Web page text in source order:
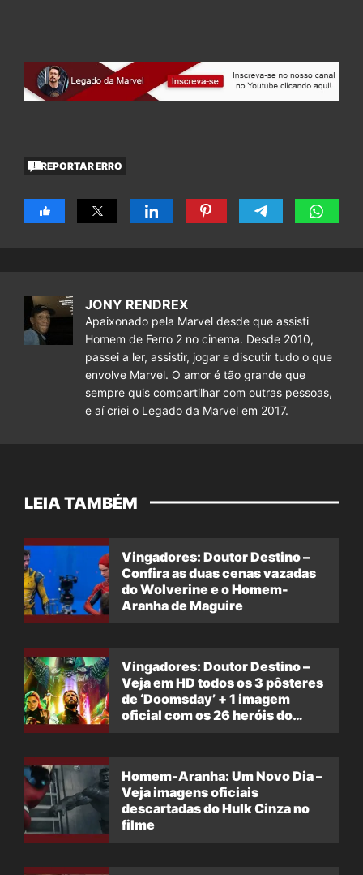
REPORTAR ERRO
JONY RENDREX
Apaixonado pela Marvel desde que assisti
Homem de Ferro 2 no cinema. Desde 2010,
passei a ler, assistir, jogar e discutir tudo o que
envolve Marvel. O amor é tão grande que
sempre quis compartilhar com outras pessoas,
e aí criei o Legado da Marvel em 2017.
LEIA TAMBÉM
Vingadores: Doutor Destino –
Confira as duas cenas vazadas
do Wolverine e o Homem-
Aranha de Maguire
Vingadores: Doutor Destino –
Veja em HD todos os 3 pôsteres
de ‘Doomsday’ + 1 imagem
oficial com os 26 heróis do
Homem-Aranha: Um Novo Dia –
Veja imagens oficiais
descartadas do Hulk Cinza no
filme